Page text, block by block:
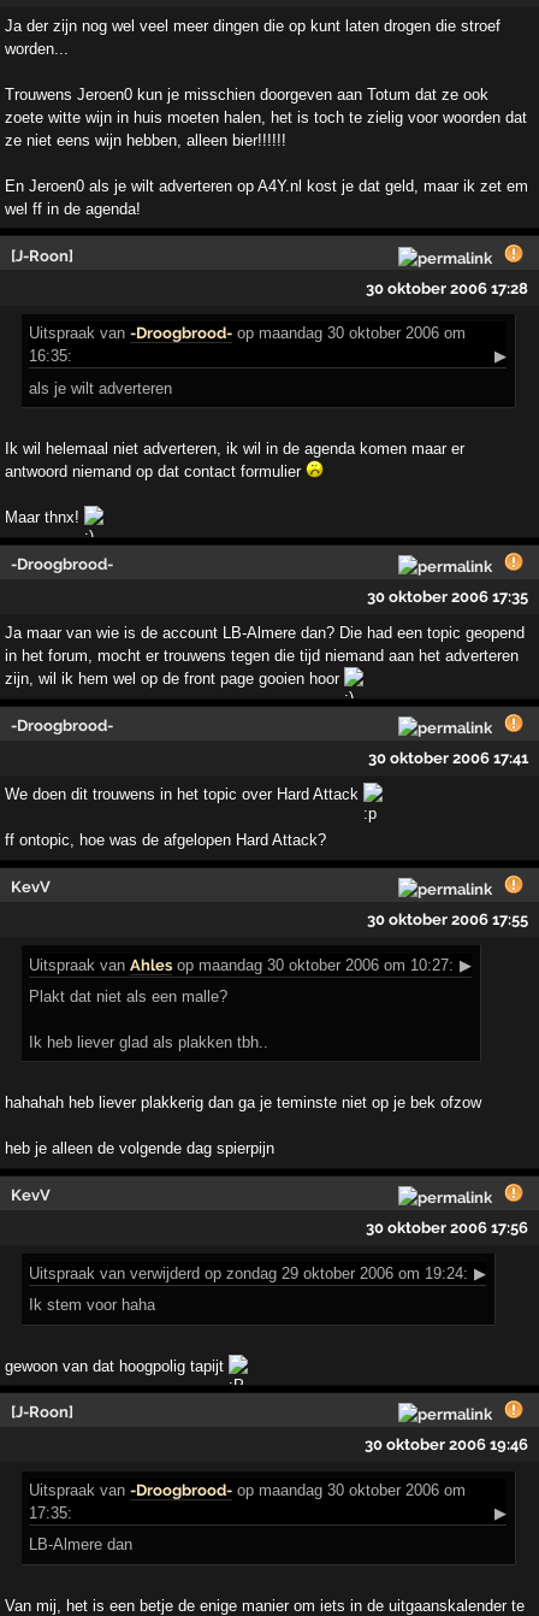
Ja der zijn nog wel veel meer dingen die op kunt laten drogen die stroef
worden...
Trouwens Jeroen0 kun je misschien doorgeven aan Totum dat ze ook
zoete witte wijn in huis moeten halen, het is toch te zielig voor woorden dat
ze niet eens wijn hebben, alleen bier!!!!!!
En Jeroen0 als je wilt adverteren op A4Y.nl kost je dat geld, maar ik zet em
wel ff in de agenda!
[J-Roon]
30 oktober 2006 17:28
Uitspraak van-Droogbrood- op maandag 30 oktober 2006 om
16:35:
▶
als je wilt adverteren
Ik wil helemaal niet adverteren, ik wil in de agenda komen maar er
antwoord niemand op dat contact formulier
Maar thnx!
-Droogbrood-
30 oktober 2006 17:35
Ja maar van wie is de account LB-Almere dan? Die had een topic geopend
in het forum, mocht er trouwens tegen die tijd niemand aan het adverteren
zijn, wil ik hem wel op de front page gooien hoor
-Droogbrood-
30 oktober 2006 17:41
We doen dit trouwens in het topic over Hard Attack
ff ontopic, hoe was de afgelopen Hard Attack?
KevV
30 oktober 2006 17:55
Uitspraak vanAhles op maandag 30 oktober 2006 om 10:27: ▶
Plakt dat niet als een malle?
Ik heb liever glad als plakken tbh..
hahahah heb liever plakkerig dan ga je teminste niet op je bek ofzow
heb je alleen de volgende dag spierpijn
KevV
30 oktober 2006 17:56
Uitspraak van verwijderd op zondag 29 oktober 2006 om 19:24: ▶
Ik stem voor haha
gewoon van dat hoogpolig tapijt
[J-Roon]
30 oktober 2006 19:46
Uitspraak van-Droogbrood- op maandag 30 oktober 2006 om
17:35:
▶
LB-Almere dan
Van mij, het is een betje de enige manier om iets in de uitgaanskalender te